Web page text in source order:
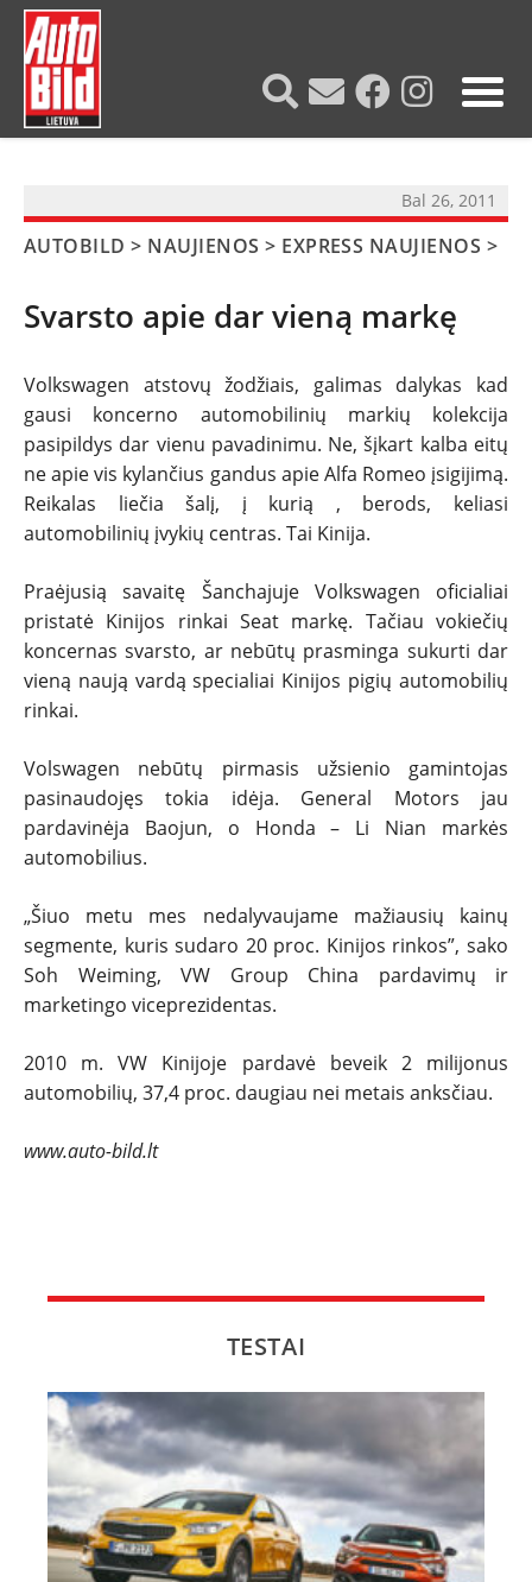
NAUJIENOS
TESTAI
NAUJI
NAUDOTI
SPORTAS
ĮVAIRENYBĖS
Bal 26, 2011
AUTOBILD > NAUJIENOS > EXPRESS NAUJIENOS >
Svarsto apie dar vieną markę
Volkswagen atstovų žodžiais, galimas dalykas kad
gausi koncerno automobilinių markių kolekcija
pasipildys dar vienu pavadinimu. Ne, šįkart kalba eitų
ne apie vis kylančius gandus apie Alfa Romeo įsigijimą.
Reikalas liečia šalį, į kurią , berods, keliasi
automobilinių įvykių centras. Tai Kinija.
Praėjusią savaitę Šanchajuje Volkswagen oficialiai
pristatė Kinijos rinkai Seat markę. Tačiau vokiečių
koncernas svarsto, ar nebūtų prasminga sukurti dar
vieną naują vardą specialiai Kinijos pigių automobilių
rinkai.
Volswagen nebūtų pirmasis užsienio gamintojas
pasinaudojęs tokia idėja. General Motors jau
pardavinėja Baojun, o Honda – Li Nian markės
automobilius.
„Šiuo metu mes nedalyvaujame mažiausių kainų
segmente, kuris sudaro 20 proc. Kinijos rinkos”, sako
Soh Weiming, VW Group China pardavimų ir
marketingo viceprezidentas.
2010 m. VW Kinijoje pardavė beveik 2 milijonus
automobilių, 37,4 proc. daugiau nei metais anksčiau.
www.auto-bild.lt
TESTAI